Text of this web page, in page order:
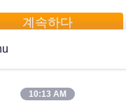
계속하다
10:13 AM